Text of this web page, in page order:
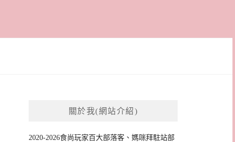
關於我(網站介紹)
2020-2026食尚玩家百大部落客、媽咪拜駐站部